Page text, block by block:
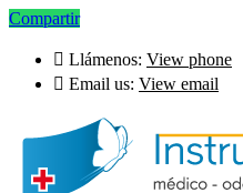
Compartir
 Llámenos: View phone
 Email us: View email